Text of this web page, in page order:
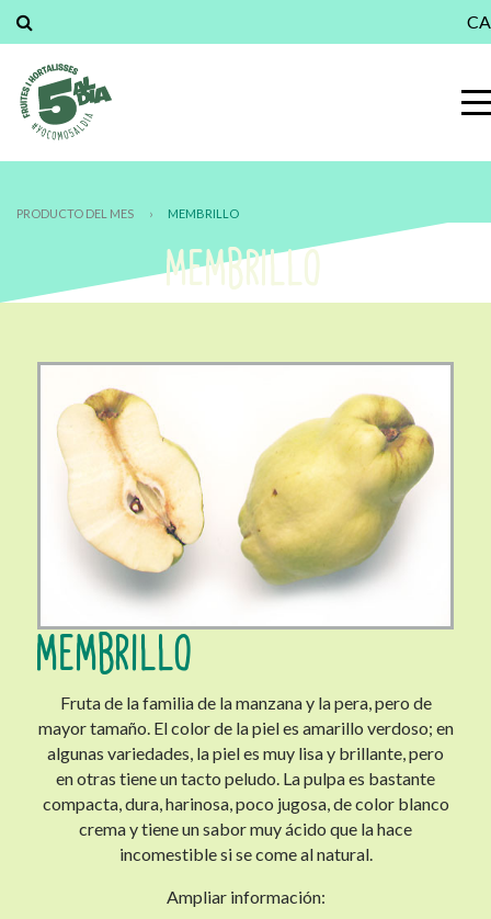
CA
PRODUCTO DEL MES › MEMBRILLO
MEMBRILLO
MEMBRILLO
Fruta de la familia de la manzana y la pera, pero de
mayor tamaño. El color de la piel es amarillo verdoso; en
algunas variedades, la piel es muy lisa y brillante, pero
en otras tiene un tacto peludo. La pulpa es bastante
compacta, dura, harinosa, poco jugosa, de color blanco
crema y tiene un sabor muy ácido que la hace
incomestible si se come al natural.
Ampliar información: